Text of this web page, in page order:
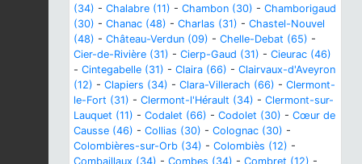
(34) - Chalabre (11) - Chambon (30) - Chamborigaud
(30) - Chanac (48) - Charlas (31) - Chastel-Nouvel
(48) - Château-Verdun (09) - Chelle-Debat (65) -
Cier-de-Rivière (31) - Cierp-Gaud (31) - Cieurac (46)
- Cintegabelle (31) - Claira (66) - Clairvaux-d'Aveyron
(12) - Clapiers (34) - Clara-Villerach (66) - Clermont-
le-Fort (31) - Clermont-l'Hérault (34) - Clermont-sur-
Lauquet (11) - Codalet (66) - Codolet (30) - Cœur de
Causse (46) - Collias (30) - Colognac (30) -
Colombières-sur-Orb (34) - Colombiès (12) -
Combaillaux (34) - Combes (34) - Combret (12) -